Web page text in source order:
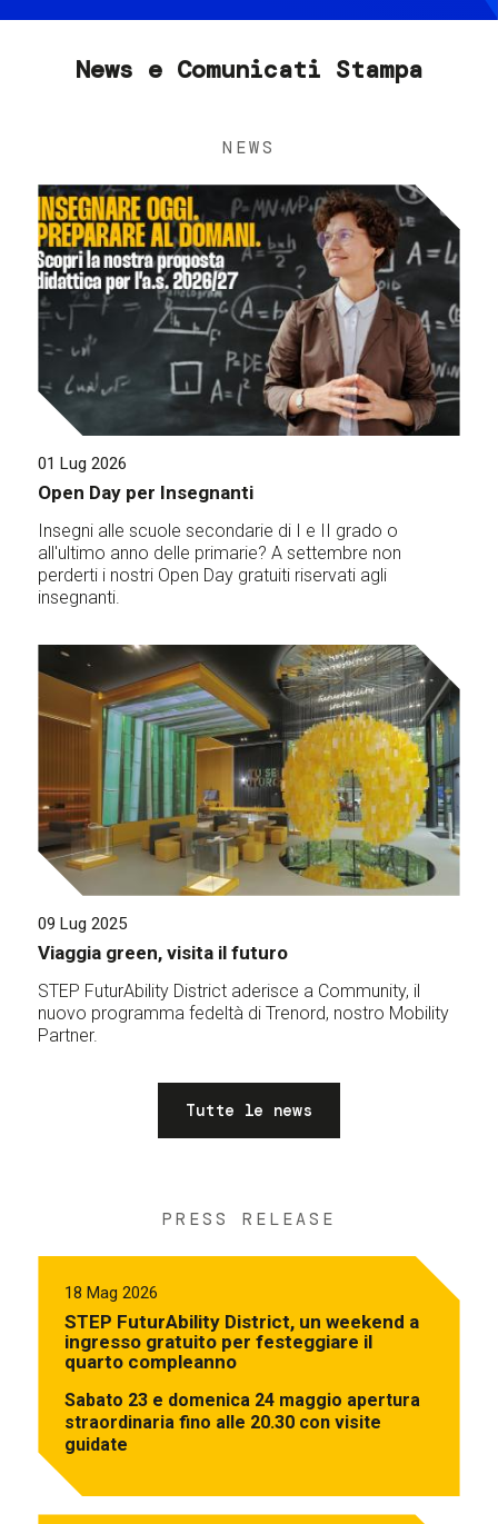
News e Comunicati Stampa
NEWS
01 Lug 2026
Open Day per Insegnanti
Insegni alle scuole secondarie di I e II grado o
all'ultimo anno delle primarie? A settembre non
perderti i nostri Open Day gratuiti riservati agli
insegnanti.
09 Lug 2025
Viaggia green, visita il futuro
STEP FuturAbility District aderisce a Community, il
nuovo programma fedeltà di Trenord, nostro Mobility
Partner.
Tutte le news
PRESS RELEASE
18 Mag 2026
STEP FuturAbility District, un weekend a
ingresso gratuito per festeggiare il
quarto compleanno
Sabato 23 e domenica 24 maggio apertura
straordinaria fino alle 20.30 con visite
guidate